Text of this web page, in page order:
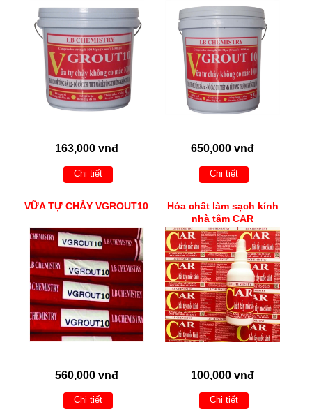
163,000 vnđ
Chi tiết
650,000 vnđ
Chi tiết
VỮA TỰ CHẢY VGROUT10
560,000 vnđ
Chi tiết
Hóa chất làm sạch kính
nhà tắm CAR
100,000 vnđ
Chi tiết